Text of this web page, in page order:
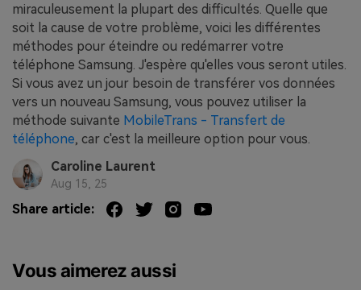
miraculeusement la plupart des difficultés. Quelle que
soit la cause de votre problème, voici les différentes
méthodes pour éteindre ou redémarrer votre
téléphone Samsung. J'espère qu'elles vous seront utiles.
Si vous avez un jour besoin de transférer vos données
vers un nouveau Samsung, vous pouvez utiliser la
méthode suivante MobileTrans - Transfert de
téléphone, car c'est la meilleure option pour vous.
Caroline Laurent
Aug 15, 25
Share article:
Vous aimerez aussi